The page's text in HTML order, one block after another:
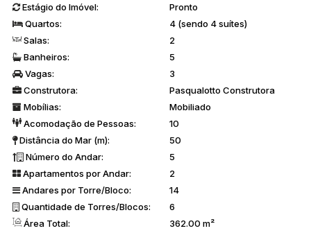
02 elevadores para maior comodidade.
Área de Lazer Completa e Exclusiva:
5 piscinas
(2 aquecidas e 3 abertas, todas com vista para o
mar).
5 spas(3 ao ar livre e 2 cobertos e aquecidos).
Salão de festas e sala de eventos com estrutura profissional
(500m²).
Bistrô e cinema.
Academia equipada e climatizada.
Lan house, sala de massagem e salão de beleza.
Estágio do Imóvel:
Pronto
Quartos:
4 (sendo 4 suítes)
Salas:
2
Banheiros:
5
Vagas:
3
Construtora:
Pasqualotto Construtora
Mobílias:
Mobiliado
Acomodação de Pessoas:
10
Distância do Mar (m):
50
Número do Andar:
5
Apartamentos por Andar:
2
Andares por Torre/Bloco:
14
Quantidade de Torres/Blocos:
6
Área Total:
362.00 m²